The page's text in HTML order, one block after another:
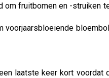
om fruitbomen en -struiken
voorjaarsbloeiende
laatste keer kort